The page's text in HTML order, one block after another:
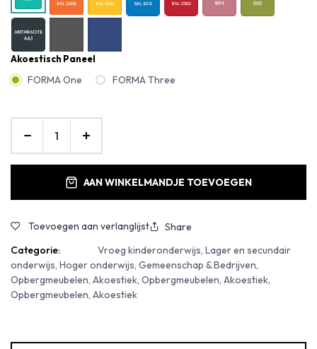
Akoestisch Paneel
FORMA One FORMA Three
AAN WINKELMANDJE TOEVOEGEN
Toevoegen aan verlanglijst
Share
Categorie:
Vroeg kinderonderwijs, Lager en secundair
onderwijs, Hoger onderwijs, Gemeenschap & Bedrijven,
Opbergmeubelen, Akoestiek, Opbergmeubelen, Akoestiek,
Opbergmeubelen, Akoestiek